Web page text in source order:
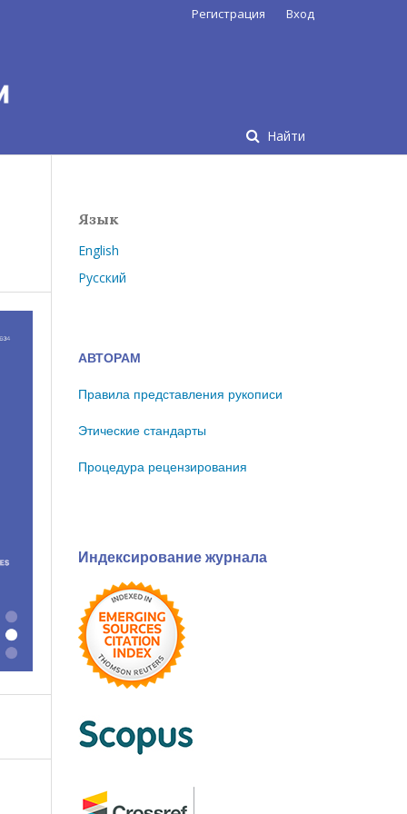
Найти
Регистрация Вход
Язык
English
Русский
АВТОРАМ
Правила представления рукописи
Этические стандарты
Процедура рецензирования
Индексирование журнала